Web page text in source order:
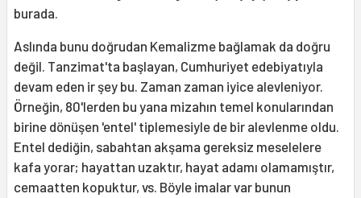
burada.
Aslında bunu doğrudan Kemalizme bağlamak da doğru
değil. Tanzimat'ta başlayan, Cumhuriyet edebiyatıyla
devam eden ir şey bu. Zaman zaman iyice alevleniyor.
Örneğin, 80'lerden bu yana mizahın temel konularından
birine dönüşen 'entel' tiplemesiyle de bir alevlenme oldu.
Entel dediğin, sabahtan akşama gereksiz meselelere
kafa yorar; hayattan uzaktır, hayat adamı olamamıştır,
cemaatten kopuktur, vs. Böyle imalar var bunun